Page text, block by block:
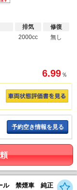
排気
2000cc
修復
無し
6.99 ％
予約空き情報を見る
ル 禁煙車 純正